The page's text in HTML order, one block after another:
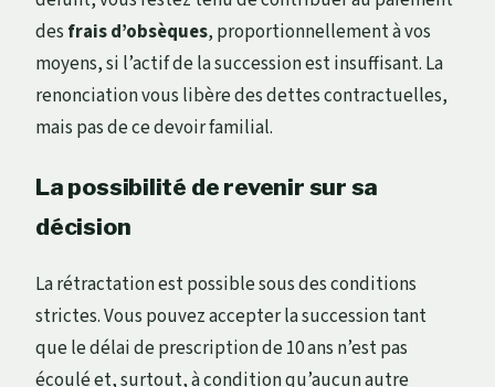
des frais d’obsèques, proportionnellement à vos
moyens, si l’actif de la succession est insuffisant. La
renonciation vous libère des dettes contractuelles,
mais pas de ce devoir familial.
La possibilité de revenir sur sa
décision
La rétractation est possible sous des conditions
strictes. Vous pouvez accepter la succession tant
que le délai de prescription de 10 ans n’est pas
écoulé et, surtout, à condition qu’aucun autre